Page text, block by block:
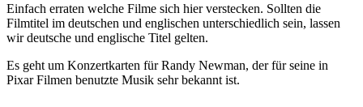
Einfach erraten welche Filme sich hier verstecken. Sollten die
Filmtitel im deutschen und englischen unterschiedlich sein, lassen
wir deutsche und englische Titel gelten.
Es geht um Konzertkarten für Randy Newman, der für seine in
Pixar Filmen benutzte Musik sehr bekannt ist.